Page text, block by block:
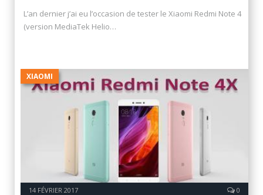
L’an dernier j’ai eu l’occasion de tester le Xiaomi Redmi Note 4
(version MediaTek Helio…
XIAOMI
14 FÉVRIER 2017 0